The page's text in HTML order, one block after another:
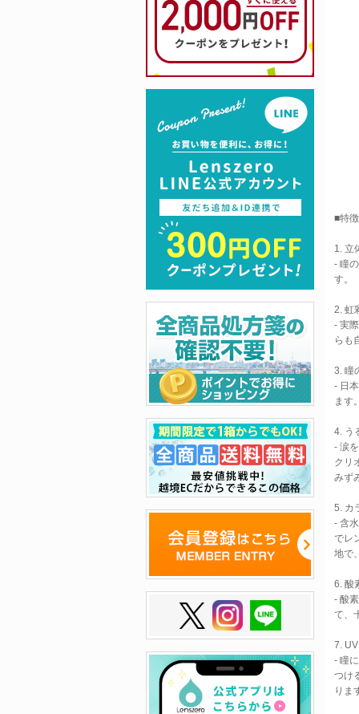
■特徴
1. 立
- 瞳
す。
2. 虹
- 実
らも
3. 瞳
- 日
ます
4. う
- 涙
クリ
みず
5. カ
- 含
でレ
地で
6. 酸
- 酸
て、
7.
- 瞳
つけ
りま